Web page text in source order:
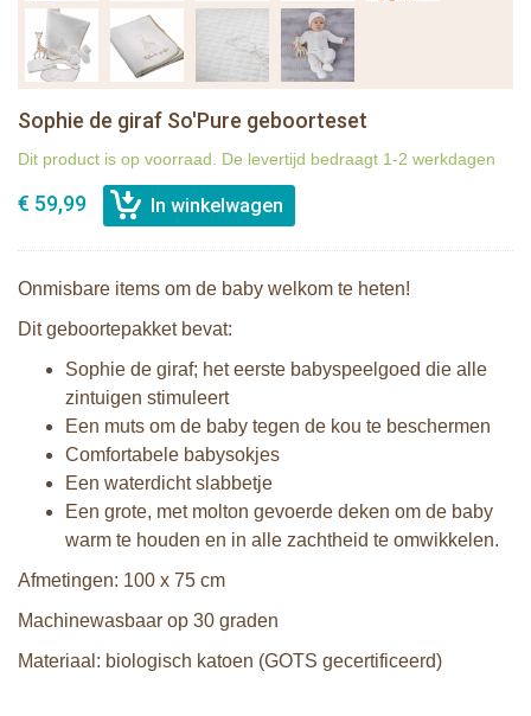
Sophie de giraf So'Pure geboorteset
Dit product is op voorraad. De levertijd bedraagt 1-2 werkdagen
€ 59,99
Onmisbare items om de baby welkom te heten!
Dit geboortepakket bevat:
Sophie de giraf; het eerste babyspeelgoed die alle
zintuigen stimuleert
Een muts om de baby tegen de kou te beschermen
Comfortabele babysokjes
Een waterdicht slabbetje
Een grote, met molton gevoerde deken om de baby
warm te houden en in alle zachtheid te omwikkelen.
Afmetingen: 100 x 75 cm
Machinewasbaar op 30 graden
Materiaal: biologisch katoen (GOTS gecertificeerd)